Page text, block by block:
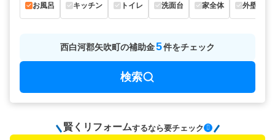
お風呂 キッチン トイレ 洗面台 家全体 外壁
西白河郡矢吹町の補助金5件をチェック
検索
賢くリフォームするなら要チェック